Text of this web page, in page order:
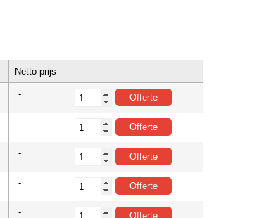
Netto prijs
-
-
-
-
-